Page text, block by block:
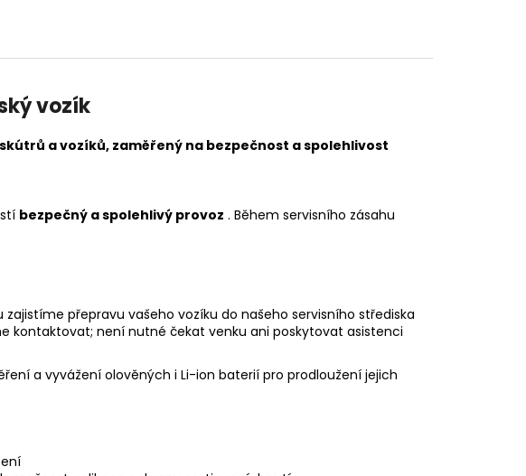
vozík
a vozíků, zaměřený na bezpečnost a spolehlivost
bezpečný a spolehlivý provoz . Během servisního zásahu
zajistíme přepravu vašeho vozíku do našeho servisního střediska
kontaktovat; není nutné čekat venku ani poskytovat asistenci
a vyvážení olověných i Li-ion baterií pro prodloužení jejich